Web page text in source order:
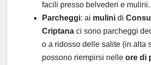
facili presso belvederi e mulini.
Parcheggi: ai mulini di
Criptana ci sono parcheggi
o a ridosso delle salite (in alta
possono riempirsi nelle ore di